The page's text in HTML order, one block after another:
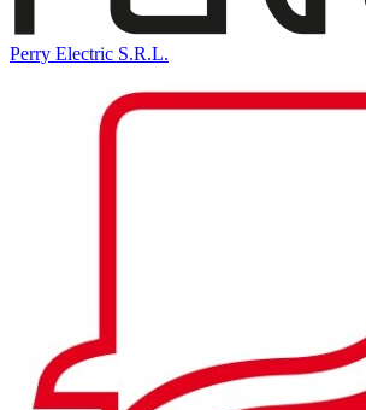
Perry Electric S.R.L.